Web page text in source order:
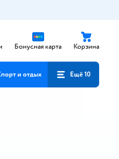
Бонусная карта Корзина
и отдых Ещё 10